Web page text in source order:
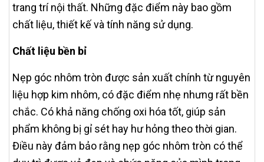
trang trí nội thất. Những đặc điểm này bao gồm
chất liệu, thiết kế và tính năng sử dụng.
Chất liệu bền bỉ
Nẹp góc nhôm tròn được sản xuất chính từ nguyên
liệu hợp kim nhôm, có đặc điểm nhẹ nhưng rất bền
chắc. Có khả năng chống oxi hóa tốt, giúp sản
phẩm không bị gỉ sét hay hư hỏng theo thời gian.
Điều này đảm bảo rằng nẹp góc nhôm tròn có thể